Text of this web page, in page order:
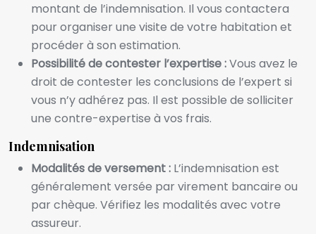
montant de l’indemnisation. Il vous contactera
pour organiser une visite de votre habitation et
procéder à son estimation.
Possibilité de contester l’expertise :Vous avez le
droit de contester les conclusions de l’expert si
vous n’y adhérez pas. Il est possible de solliciter
une contre-expertise à vos frais.
Indemnisation
Modalités de versement : L’indemnisation est
généralement versée par virement bancaire ou
par chèque. Vérifiez les modalités avec votre
assureur.